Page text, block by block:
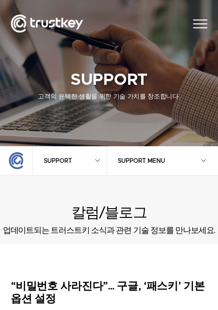
SUPPORT
고객의 윤택한 생활을 위한 기술 가치를 창조합니다.
SUPPORT SUPPORT MENU
칼럼/블로그
업데이트되는 트러스트키 소식과 관련 기술 정보를 만나보세요.
“비밀번호 사라진다”… 구글, ‘패스키’ 기본
옵션 설정